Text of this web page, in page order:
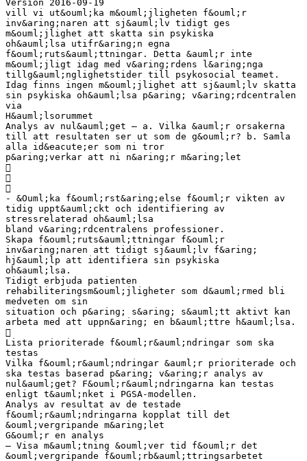
Version 2016-09-19
vill vi ut&ouml;ka m&ouml;jligheten f&ouml;r
inv&aring;naren att sj&auml;lv tidigt ges
m&ouml;jlighet att skatta sin psykiska
oh&auml;lsa utifr&aring;n egna
f&ouml;ruts&auml;ttningar. Detta &auml;r inte
m&ouml;jligt idag med v&aring;rdens l&aring;nga
tillg&auml;nglighetstider till psykosocial teamet.
Idag finns ingen m&ouml;jlighet att sj&auml;lv skatta
sin psykiska oh&auml;lsa p&aring; v&aring;rdcentralen
via
H&auml;lsorummet
Analys av nul&auml;get – a. Vilka &auml;r orsakerna
till att resultaten ser ut som de g&ouml;r? b. Samla
alla id&eacute;er som ni tror
p&aring;verkar att ni n&aring;r m&aring;let



- &Ouml;ka f&ouml;rst&aring;else f&ouml;r vikten av
tidig uppt&auml;ckt och identifiering av
stressrelaterad oh&auml;lsa
bland v&aring;rdcentralens professioner.
Skapa f&ouml;ruts&auml;ttningar f&ouml;r
inv&aring;naren att tidigt sj&auml;lv f&aring;
hj&auml;lp att identifiera sin psykiska
oh&auml;lsa.
Tidigt erbjuda patienten
rehabiliteringsm&ouml;jligheter som d&auml;rmed bli
medveten om sin
situation och p&aring; s&aring; s&auml;tt aktivt kan
arbeta med att uppn&aring; en b&auml;ttre h&auml;lsa.

Lista prioriterade f&ouml;r&auml;ndringar som ska
testas
Vilka f&ouml;r&auml;ndringar &auml;r prioriterade och
ska testas baserad p&aring; v&aring;r analys av
nul&auml;get? F&ouml;r&auml;ndringarna kan testas
enligt t&auml;nket i PGSA-modellen.
Analys av resultat av de testade
f&ouml;r&auml;ndringarna kopplat till det
&ouml;vergripande m&aring;let
G&ouml;r en analys
– Visa m&auml;tning &ouml;ver tid f&ouml;r det
&ouml;vergripande f&ouml;rb&auml;ttringsarbetet